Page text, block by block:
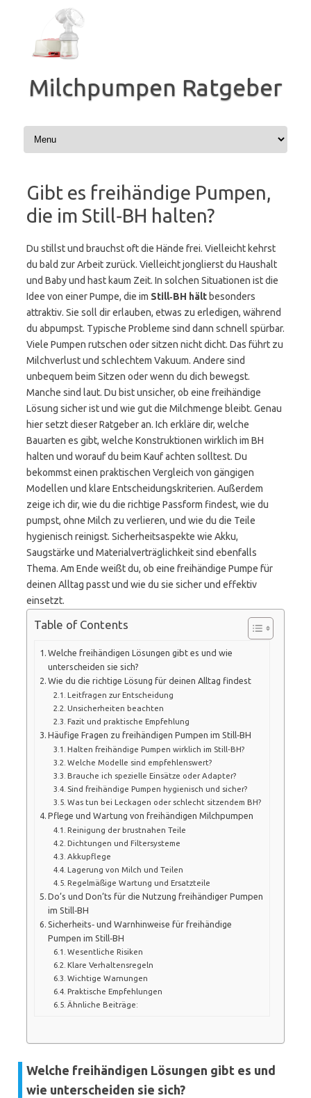
Milchpumpen Ratgeber
Gibt es freihändige Pumpen,
die im Still‑BH halten?
Du stillst und brauchst oft die Hände frei. Vielleicht kehrst
du bald zur Arbeit zurück. Vielleicht jonglierst du Haushalt
und Baby und hast kaum Zeit. In solchen Situationen ist die
Idee von einer Pumpe, die im Still‑BH hält besonders
attraktiv. Sie soll dir erlauben, etwas zu erledigen, während
du abpumpst. Typische Probleme sind dann schnell spürbar.
Viele Pumpen rutschen oder sitzen nicht dicht. Das führt zu
Milchverlust und schlechtem Vakuum. Andere sind
unbequem beim Sitzen oder wenn du dich bewegst.
Manche sind laut. Du bist unsicher, ob eine freihändige
Lösung sicher ist und wie gut die Milchmenge bleibt. Genau
hier setzt dieser Ratgeber an. Ich erkläre dir, welche
Bauarten es gibt, welche Konstruktionen wirklich im BH
halten und worauf du beim Kauf achten solltest. Du
bekommst einen praktischen Vergleich von gängigen
Modellen und klare Entscheidungskriterien. Außerdem
zeige ich dir, wie du die richtige Passform findest, wie du
pumpst, ohne Milch zu verlieren, und wie du die Teile
hygienisch reinigst. Sicherheitsaspekte wie Akku,
Saugstärke und Materialverträglichkeit sind ebenfalls
Thema. Am Ende weißt du, ob eine freihändige Pumpe für
deinen Alltag passt und wie du sie sicher und effektiv
einsetzt.
Table of Contents
Welche freihändigen Lösungen gibt es und wie
unterscheiden sie sich?
Wie du die richtige Lösung für deinen Alltag findest
Leitfragen zur Entscheidung
Unsicherheiten beachten
Fazit und praktische Empfehlung
Häufige Fragen zu freihändigen Pumpen im Still‑BH
Halten freihändige Pumpen wirklich im Still‑BH?
Welche Modelle sind empfehlenswert?
Brauche ich spezielle Einsätze oder Adapter?
Sind freihändige Pumpen hygienisch und sicher?
Was tun bei Leckagen oder schlecht sitzendem BH?
Pflege und Wartung von freihändigen Milchpumpen
Reinigung der brustnahen Teile
Dichtungen und Filtersysteme
Akkupflege
Lagerung von Milch und Teilen
Regelmäßige Wartung und Ersatzteile
Do’s und Don’ts für die Nutzung freihändiger Pumpen
im Still‑BH
Sicherheits‑ und Warnhinweise für freihändige
Pumpen im Still‑BH
Wesentliche Risiken
Klare Verhaltensregeln
Wichtige Warnungen
Praktische Empfehlungen
Ähnliche Beiträge:
Welche freihändigen Lösungen gibt es und
wie unterscheiden sie sich?